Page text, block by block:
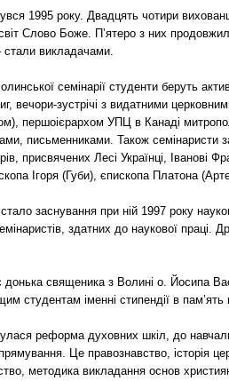
1995 року. Двадцять чотири
Слово Боже. П’ятеро з них
стали викладачами.
семінарії студенти беруть
вечори-зустрічі з видатними
першоієрархом УПЦ в Канаді
письменниками. Також
присвячених Лесі Українці, Іванові
Ігоря (Губи), єпископа Платона
заснування при ній 1997 року
здатних до наукової
донька священика з Волині о. Йосипа
студентам іменні стипендії в пам’ять
реформа духовних шкіл, до
Це правознавство, історія
методика викладання основ